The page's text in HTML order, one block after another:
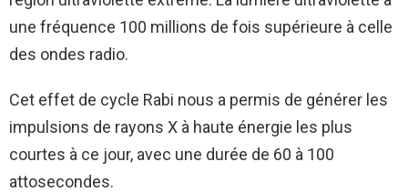
une fréquence 100 millions de fois supérieure à celle
des ondes radio.
Cet effet de cycle Rabi nous a permis de générer les
impulsions de rayons X à haute énergie les plus
courtes à ce jour, avec une durée de 60 à 100
attosecondes.